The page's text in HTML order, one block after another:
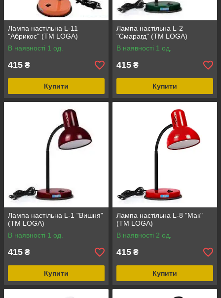
Лампа настільна L-11
"Абрикос" (ТМ LOGA)
В наявності 1 од.
415 ₴
Купити
Лампа настільна L-2
"Смарагд" (ТМ LOGA)
В наявності 1 од.
415 ₴
Купити
Лампа настільна L-1 "Вишня"
(ТМ LOGA)
В наявності 1 од.
415 ₴
Купити
Лампа настільна L-8 "Мак"
(ТМ LOGA)
В наявності 2 од.
415 ₴
Купити